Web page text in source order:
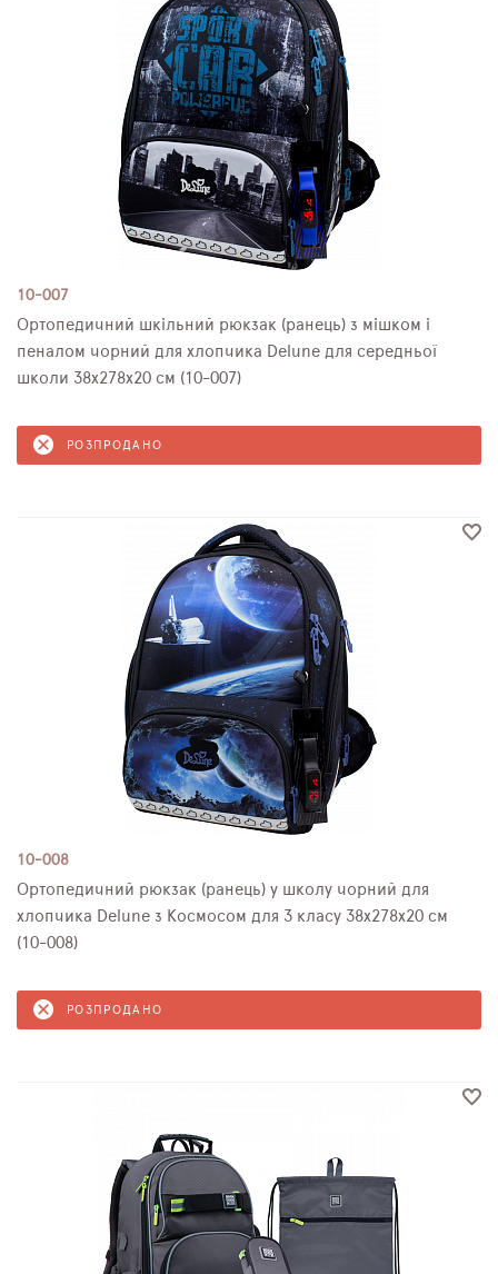
10-007
Ортопедичний шкільний рюкзак (ранець) з мішком і
пеналом чорний для хлопчика Delune для середньої
школи 38х278х20 см (10-007)
РОЗПРОДАНО
10-008
Ортопедичний рюкзак (ранець) у школу чорний для
хлопчика Delune з Космосом для 3 класу 38х278х20 см
(10-008)
РОЗПРОДАНО